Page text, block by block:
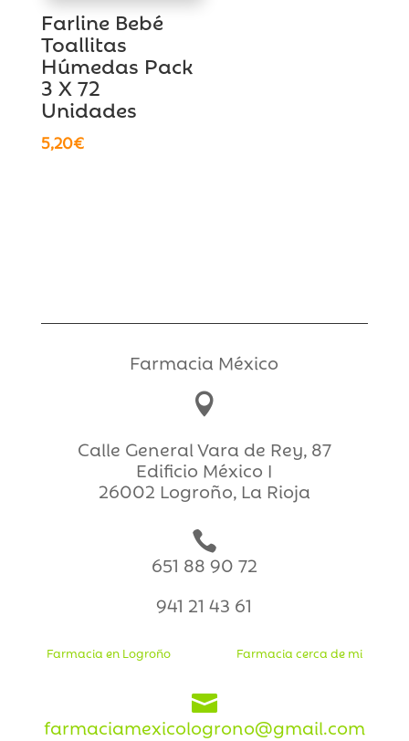
Farline Bebé
Toallitas
Húmedas Pack
3 X 72
Unidades
5,20€
Farmacia México

Calle General Vara de Rey, 87
Edificio México I
26002 Logroño, La Rioja

651 88 90 72
941 21 43 61
Farmacia en Logroño Farmacia cerca de mi

farmaciamexicologrono@gmail.com